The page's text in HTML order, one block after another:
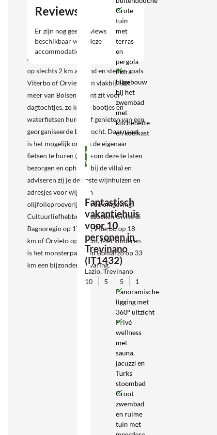
historische steden
De omgeving is rijk aan natuurlijke,
historische en culinaire geschiedenis
die je zeker moet ontdekken. Het
charmante dorpje Montefiascone ligt
op slechts 2 km afstand en steden zoals
Viterbo of Orvieto zijn vlakbij. Het
meer van Bolsena leent zit voor
dagtochtjes, zo kun je bootjes en
waterfietsen huren, of genieten van een
georganiseerde boottocht. Daarnaast
is het mogelijk om via de eigenaar
fietsen te huren (optie om deze te laten
bezorgen en ophalen bij de villa) en
adviseren zij je de beste wijnhuizen en
adresjes voor wijn- en
olijfolieproeverijen in de omgeving!
Cultuurliefhebbers bezoeken Civita di
Bagnoregio op 17 km, Viterbo op 18
km of Orvieto op 30 km. Met kinderen
is het monsterpark van Bomarzo op 33
km een bijzondere ervaring.
Reviews
Er zijn nog geen reviews
beschikbaar voor deze
accommodatie.
Grote
tuin
met
terras
en
pergola
Extra
bijgebouw
bij het
zwembad
met
kitchenette
en koelkast
Bekijk
accommodatie
Fantastisch
vakantiehuis
voor 10
personen in
Trevinano
(IT1432)
Lazio, Trevinano
10
5 5
1
Panoramische
ligging met
360° uitzicht
Privé
wellness
met
sauna,
jacuzzi en
Turks
stoombad
Groot
zwembad
en ruime
tuin met